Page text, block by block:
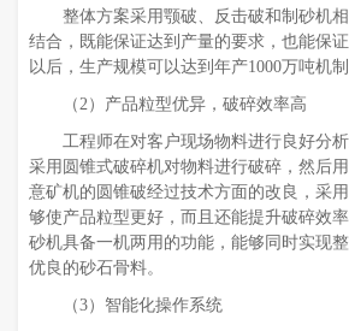
整体方案采用颚破、反击破和制砂机
结合，既能保证达到产量的要求，也能保
以后，生产规模可以达到年产1000万吨机制
（2）产品粒型优异，破碎效率高
工程师在对客户现场物料进行良好分
采用圆锥式破碎机对物料进行破碎，然后
意矿机的圆锥破经过技术方面的改良，采
够使产品粒型更好，而且还能提升破碎效
砂机具备一机两用的功能，能够同时实现
优良的砂石骨料。
（3）智能化操作系统